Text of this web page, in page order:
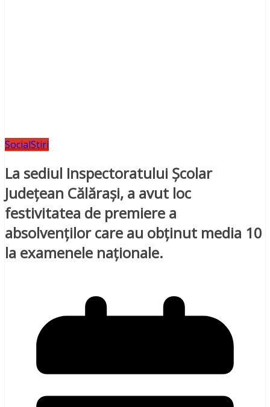
SocialStiri
La sediul Inspectoratului Școlar
Județean Călărași, a avut loc
festivitatea de premiere a
absolvenților care au obținut media 10
la examenele naționale.